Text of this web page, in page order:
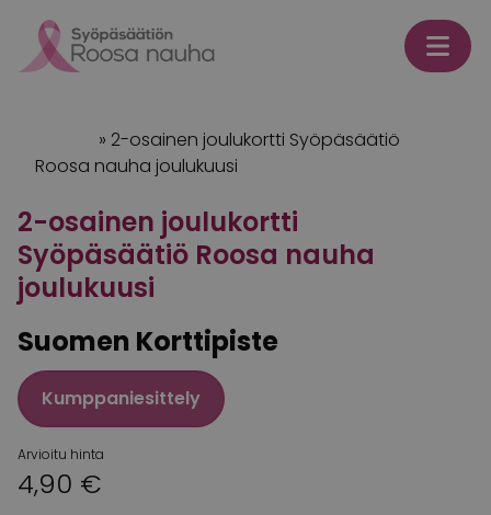
» 2-osainen joulukortti Syöpäsäätiö
Roosa nauha joulukuusi
2-osainen joulukortti
Syöpäsäätiö Roosa nauha
joulukuusi
Suomen Korttipiste
Kumppaniesittely
Arvioitu hinta
4,90 €